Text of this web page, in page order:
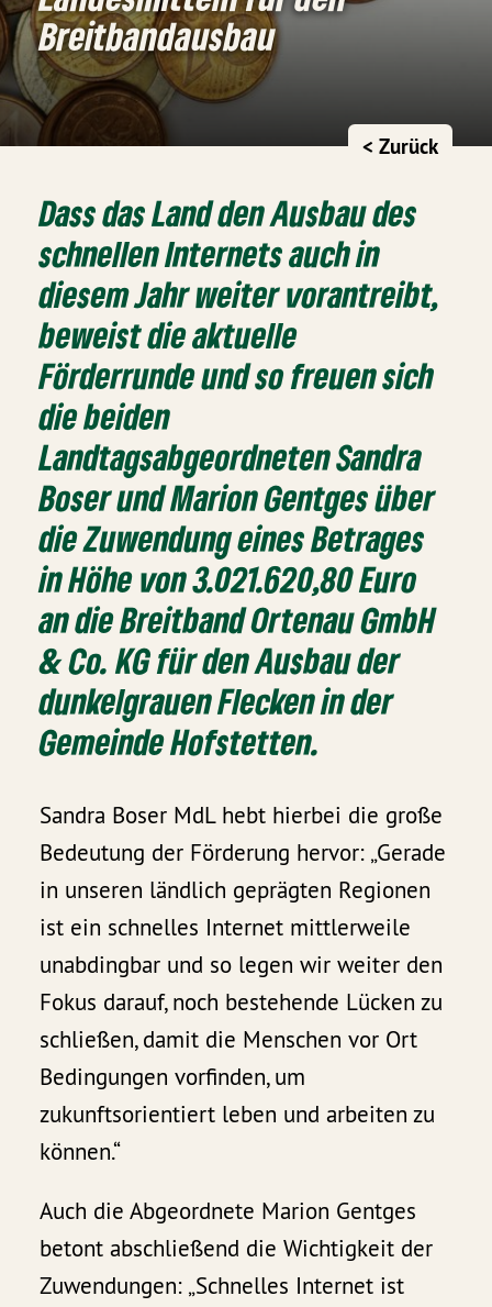
Breitbandausbau
< Zurück
Dass das Land den Ausbau des
schnellen Internets auch in
diesem Jahr weiter vorantreibt,
beweist die aktuelle
Förderrunde und so freuen sich
die beiden
Landtagsabgeordneten Sandra
Boser und Marion Gentges über
die Zuwendung eines Betrages
in Höhe von 3.021.620,80 Euro
an die Breitband Ortenau GmbH
& Co. KG für den Ausbau der
dunkelgrauen Flecken in der
Gemeinde Hofstetten.
Sandra Boser MdL hebt hierbei die große
Bedeutung der Förderung hervor: „Gerade
in unseren ländlich geprägten Regionen
ist ein schnelles Internet mittlerweile
unabdingbar und so legen wir weiter den
Fokus darauf, noch bestehende Lücken zu
schließen, damit die Menschen vor Ort
Bedingungen vorfinden, um
zukunftsorientiert leben und arbeiten zu
können.“
Auch die Abgeordnete Marion Gentges
betont abschließend die Wichtigkeit der
Zuwendungen: „Schnelles Internet ist